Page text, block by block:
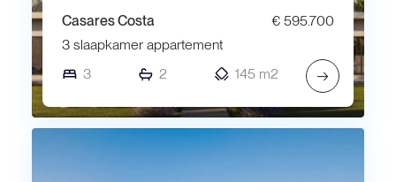
Casares Costa
€ 595.700
3 slaapkamer appartement
3
2 145 m2 →